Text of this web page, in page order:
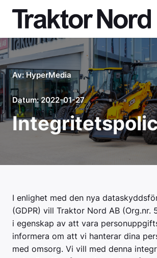
Av:HyperMedia
Datum:2022-01-27
I enlighet med den nya
(GDPR) vill Traktor Nord AB (Org.nr.
i egenskap av att vara
informera om att vi hanterar dina
med omsorg. Vi vill med denna